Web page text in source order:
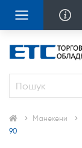
Манекени
90